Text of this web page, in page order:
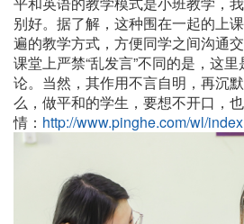
别好。据了解，这种围在一起的上
遍的教学方式，方便同学之间沟通
课堂上严禁“乱发言”不同的是，这
论。当然，其作用不言自明，再沉
么，做平和的学生，要想不开口，也
情： http://www.pinghe.com/wl/